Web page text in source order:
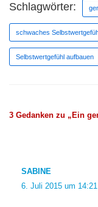
Schlagwörter:
schwaches
Selbstwertgefühl aufbauen
3 Gedanken zu „Ein
SABINE
6. Juli 2015 um 14:21